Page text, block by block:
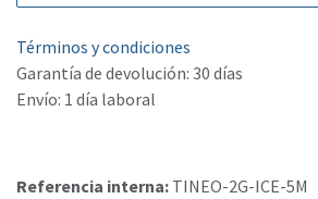
Términos y condiciones
Garantía de devolución: 30 días
Envío: 1 día laboral
Referencia interna: TINEO-2G-ICE-5M